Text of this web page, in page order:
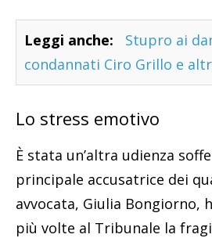
Leggi anche:
Stupro ai
condannati Ciro Grillo e
Lo stress emotivo
È stata un’altra udienza
principale accusatrice dei
avvocata, Giulia Bongiorno,
più volte al Tribunale la